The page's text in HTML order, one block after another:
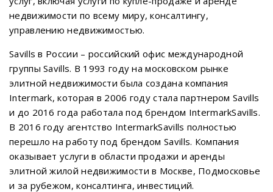
недвижимости по всему миру, консалтингу,
управлению недвижимостью.
Savills в России – российский офис международной
группы Savills. В 1993 году на московском рынке
элитной недвижимости была создана компания
Intermark, которая в 2006 году стала партнером Savills
и до 2016 года работала под брендом IntermarkSavills.
В 2016 году агентство IntermarkSavills полностью
перешло на работу под брендом Savills. Компания
оказывает услуги в области продажи и аренды
элитной жилой недвижимости в Москве, Подмосковье
и за рубежом, консалтинга, инвестиций.